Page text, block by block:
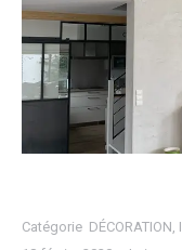
Catégorie DÉCORATION,